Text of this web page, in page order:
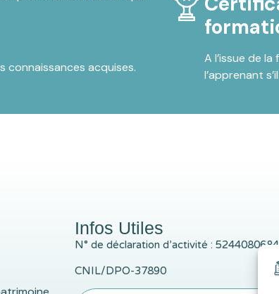
connaissances acquises.
A l’issue de
l’apprenant
Infos Utiles
N° de déclaration d’activité :
CNIL/DPO-37890